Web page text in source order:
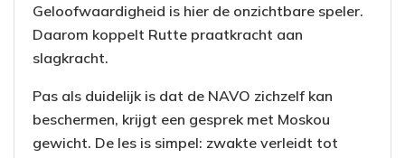
Geloofwaardigheid is hier de onzichtbare speler.
Daarom koppelt Rutte praatkracht aan
slagkracht.
Pas als duidelijk is dat de NAVO zichzelf kan
beschermen, krijgt een gesprek met Moskou
gewicht. De les is simpel: zwakte verleidt tot